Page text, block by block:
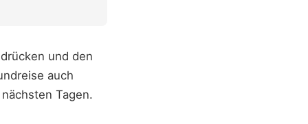
und den
auch
Tagen.